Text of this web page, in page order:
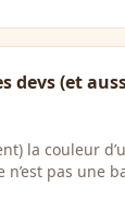
devs (et
la couleur
n’est pas une